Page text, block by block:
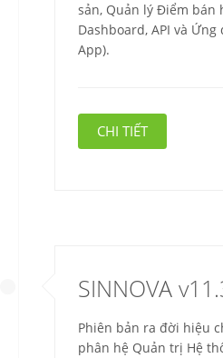
sản, Quản lý Điểm bán
Dashboard,API và Ứng
App).
CHI TIẾT
SINNOVA
Phiên bản ra đời hiệu
phân hệ Quản trị Hệ